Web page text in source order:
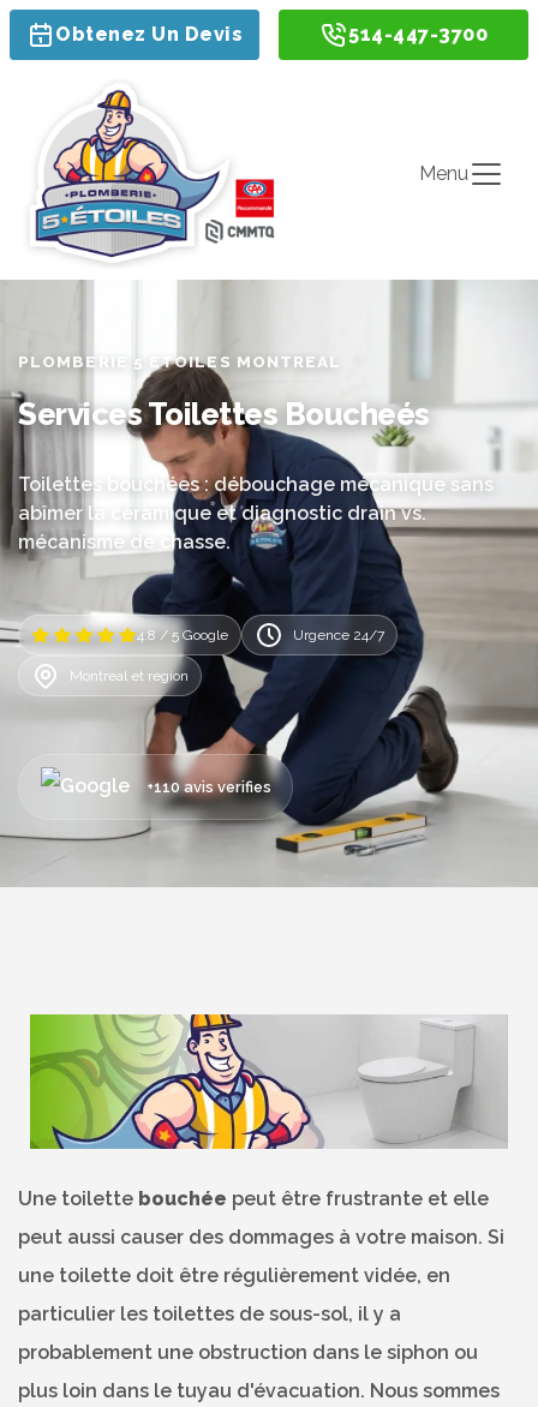
Obtenez Un Devis 514-447-3700
Menu
PLOMBERIE 5 ETOILES MONTREAL
Services Toilettes Boucheés
Toilettes bouchées : débouchage mécanique sans
abîmer la céramique et diagnostic drain vs.
mécanisme de chasse.
4.8 / 5 Google Urgence 24/7
Montreal et region
+110 avis verifies
Une toilette bouchée peut être frustrante et elle
peut aussi causer des dommages à votre maison. Si
une toilette doit être régulièrement vidée, en
particulier les toilettes de sous-sol, il y a
probablement une obstruction dans le siphon ou
plus loin dans le tuyau d'évacuation. Nous sommes